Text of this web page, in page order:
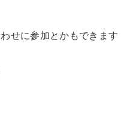
せに参加とかもできます